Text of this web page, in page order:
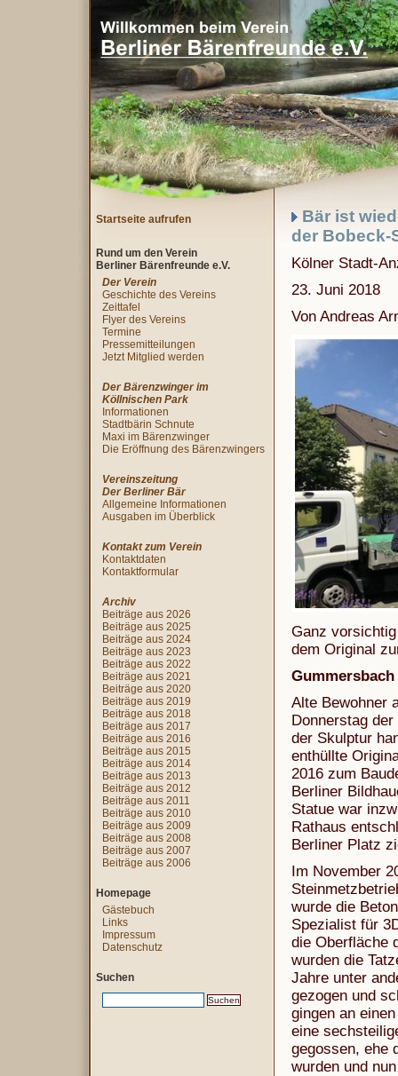
Bär ist
der Bobeck-
Kölner Stadt-
23. Juni 2018
Von Andreas
Ganz
dem Original
Gummersbach
Alte Bewohner
Donnerstag
der Skulptur
enthüllte
2016 zum
Berliner
Statue war
Rathaus
Berliner Platz
Im November
wurde die
Spezialist für
die Oberfläche
wurden die
Jahre unter
gezogen und
gingen an
eine
gegossen, ehe
wurden und
Startseite aufrufen
Rund um den Verein
Berliner Bärenfreunde e.V.
Der Verein
Geschichte des Vereins
Zeittafel
Flyer des Vereins
Termine
Pressemitteilungen
Jetzt Mitglied werden
Der Bärenzwinger im
Köllnischen Park
Informationen
Stadtbärin Schnute
Maxi im Bärenzwinger
Die Eröffnung des Bärenzwingers
Vereinszeitung
Der Berliner Bär
Allgemeine Informationen
Ausgaben im Überblick
Kontakt zum Verein
Kontaktdaten
Kontaktformular
Archiv
Beiträge aus 2026
Beiträge aus 2025
Beiträge aus 2024
Beiträge aus 2023
Beiträge aus 2022
Beiträge aus 2021
Beiträge aus 2020
Beiträge aus 2019
Beiträge aus 2018
Beiträge aus 2017
Beiträge aus 2016
Beiträge aus 2015
Beiträge aus 2014
Beiträge aus 2013
Beiträge aus 2012
Beiträge aus 2011
Beiträge aus 2010
Beiträge aus 2009
Beiträge aus 2008
Beiträge aus 2007
Beiträge aus 2006
Homepage
Gästebuch
Links
Impressum
Datenschutz
Suchen